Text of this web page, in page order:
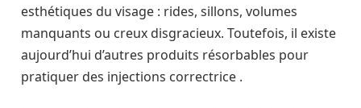
esthétiques du visage : rides, sillons, volumes
manquants ou creux disgracieux. Toutefois, il existe
aujourd’hui d’autres produits résorbables pour
pratiquer des injections correctrice .